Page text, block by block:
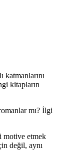
kitapların
mı? İlgi
motive etmek
değil, aynı